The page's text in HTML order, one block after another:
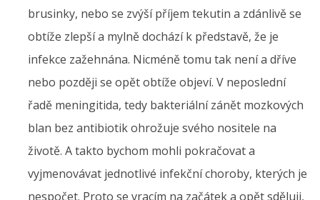
brusinky, nebo se zvýší příjem tekutin a zdánlivě se
obtíže zlepší a mylně dochází k představě, že je
infekce zažehnána. Nicméně tomu tak není a dříve
nebo později se opět obtíže objeví. V neposlední
řadě meningitida, tedy bakteriální zánět mozkových
blan bez antibiotik ohrožuje svého nositele na
životě. A takto bychom mohli pokračovat a
vyjmenovávat jednotlivé infekční choroby, kterých je
nespočet. Proto se vracím na začátek a opět sděluji,